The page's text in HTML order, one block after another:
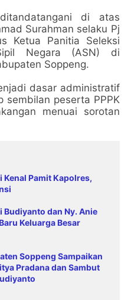
di atas
Surahman selaku Pj
Ketua Panitia Seleksi
Negara (ASN) di
Soppeng.
dasar administratif
sembilan peserta PPPK
menuai sorotan
Kenal Pamit Kapolres,
Budiyanto dan Ny. Anie
Keluarga Besar
Soppeng Sampaikan
Pradana dan Sambut